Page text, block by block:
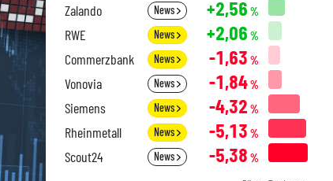
Zalando News +2,56 %
RWE News +2,06 %
Commerzbank News -1,63 %
Vonovia News -1,84%
Siemens News -4,32 %
Rheinmetall News -5,13 %
Scout24 News -5,38 %